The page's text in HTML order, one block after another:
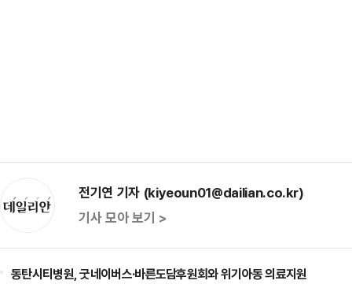
전기연 기자 (kiyeoun01@dailian.co.kr)
기사 모아 보기 >
동탄시티병원, 굿네이버스·바른도담후원회와 위기아동 의료지원